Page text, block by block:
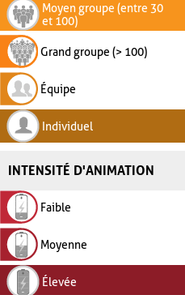
Moyen groupe (entre 30
et 100)
Grand groupe (> 100)
Équipe
Individuel
INTENSITÉ D'ANIMATION
Faible
Moyenne
Élevée